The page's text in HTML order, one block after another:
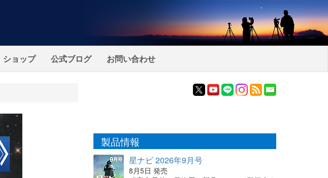
ショップ 公式ブログ お問い合わせ
製品情報
星ナビ 2026年9月号
8月5日 発売